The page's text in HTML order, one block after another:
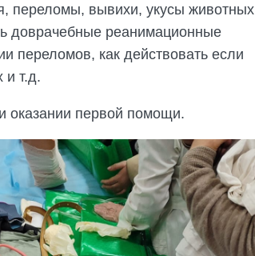
переломы, вывихи, укусы животных
доврачебные реанимационные
переломов, как действовать если
и т.д.
оказании первой помощи.